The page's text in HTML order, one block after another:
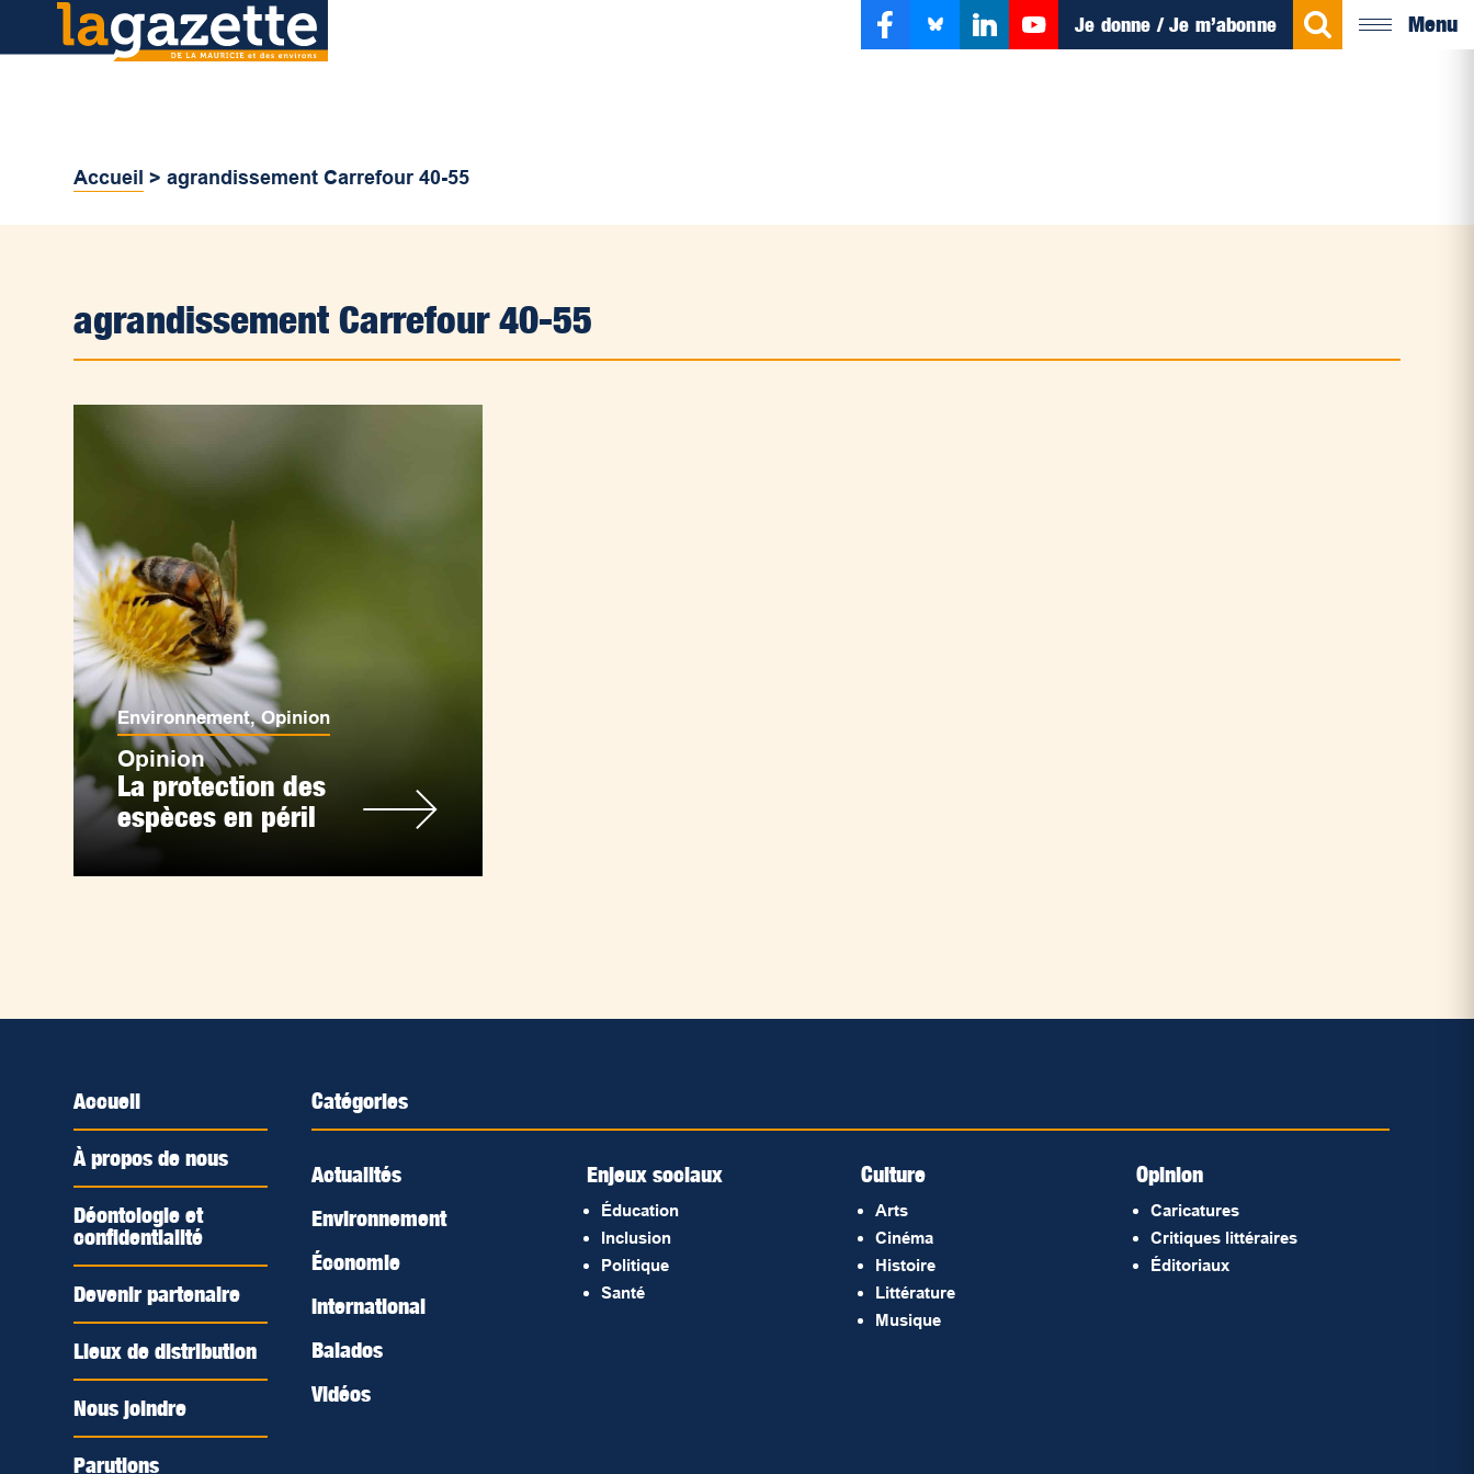
Je donne / Je m’abonne Menu
Accueil >agrandissement Carrefour 40-55
agrandissement Carrefour 40-55
Environnement,Opinion
Opinion
La protection des
espèces en péril
Accueil
À propos de nous
Déontologie et
confidentialité
Devenir partenaire
Lieux de distribution
Nous joindre
Parutions
Catégories
Actualités
Environnement
Économie
International
Balados
Vidéos
Enjeux sociaux
Éducation
Inclusion
Politique
Santé
Culture
Arts
Cinéma
Histoire
Littérature
Musique
Opinion
Caricatures
Critiques littéraires
Éditoriaux